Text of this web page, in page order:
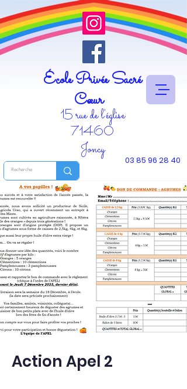
École Privée Sacré
Cœur
15 rue de l'église
71460
Joncy
03 85 96 28 40
Action Apel 2